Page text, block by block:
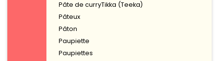
Pâte de curryTikka (Teeka)
Pâteux
Pâton
Paupiette
Paupiettes